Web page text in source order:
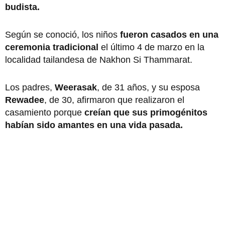
budista.
Según se conoció, los niños fueron casados en una
ceremonia tradicional el último 4 de marzo en la
localidad tailandesa de Nakhon Si Thammarat.
Los padres, Weerasak, de 31 años, y su esposa
Rewadee, de 30, afirmaron que realizaron el
casamiento porque creían que sus primogénitos
habían sido amantes en una vida pasada.